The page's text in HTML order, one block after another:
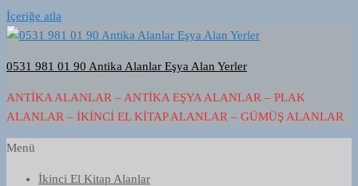
İçeriğe atla
0531 981 01 90 Antika Alanlar Eşya Alan Yerler
ANTIKA ALANLAR – ANTIKA EŞYA ALANLAR – PLAK
ALANLAR – İKINCI EL KITAP ALANLAR – GÜMÜŞ ALANLAR
Menü
İkinci El Kitap Alanlar